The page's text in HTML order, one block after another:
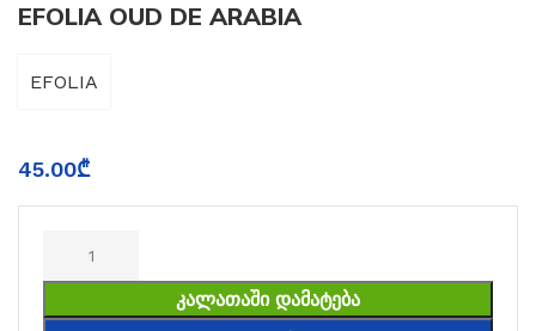
EFOLIA OUD DE ARABIA
EFOLIA
45.00₾
ᲙᲐᲚᲐᲗᲐᲨᲘ ᲓᲐᲛᲐᲢᲔᲑᲐ